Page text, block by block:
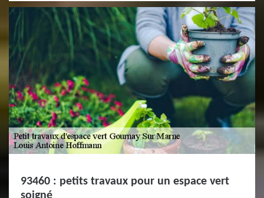
93460 : petits travaux pour un espace vert
soigné